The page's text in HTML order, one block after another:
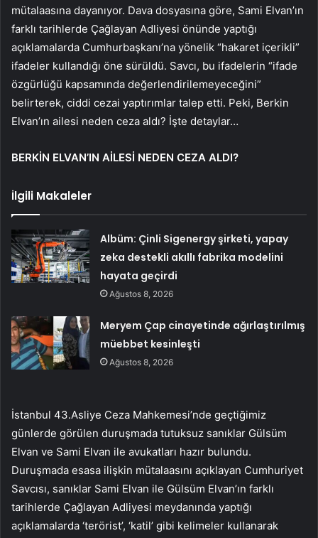
mütalaasına dayanıyor. Dava dosyasına göre, Sami Elvan’ın
farklı tarihlerde Çağlayan Adliyesi önünde yaptığı
açıklamalarda Cumhurbaşkanı’na yönelik “hakaret içerikli”
ifadeler kullandığı öne sürüldü. Savcı, bu ifadelerin “ifade
özgürlüğü kapsamında değerlendirilemeyeceğini”
belirterek, ciddi cezai yaptırımlar talep etti. Peki, Berkin
Elvan’ın ailesi neden ceza aldı? İşte detaylar…
BERKİN ELVAN’IN AİLESİ NEDEN CEZA ALDI?
İlgili Makaleler
Albüm: Çinli Sigenergy şirketi, yapay
zeka destekli akıllı fabrika modelini
hayata geçirdi
Ağustos 8, 2026
Meryem Çap cinayetinde ağırlaştırılmış
müebbet kesinleşti
Ağustos 8, 2026
İstanbul 43.Asliye Ceza Mahkemesi’nde geçtiğimiz
günlerde görülen duruşmada tutuksuz sanıklar Gülsüm
Elvan ve Sami Elvan ile avukatları hazır bulundu.
Duruşmada esasa ilişkin mütalaasını açıklayan Cumhuriyet
Savcısı, sanıklar Sami Elvan ile Gülsüm Elvan’ın farklı
tarihlerde Çağlayan Adliyesi meydanında yaptığı
açıklamalarda ‘terörist’, ‘katil’ gibi kelimeler kullanarak